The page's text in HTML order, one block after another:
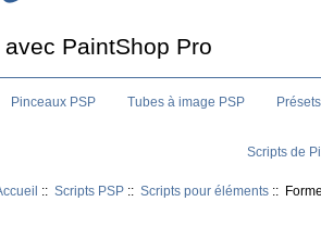
PaintShop Pro
Pinceaux PSP Tubes à image PSP
Scripts de
:: Scripts PSP :: Scripts pour éléments ::